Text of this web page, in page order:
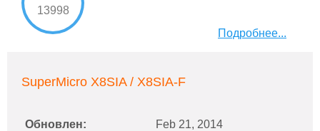
13998
Подробнее...
SuperMicro X8SIA / X8SIA-F
Обновлен: Feb 21, 2014